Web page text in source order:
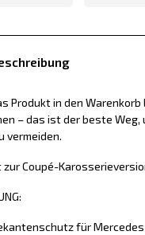
Produkt in den
– das ist der beste Weg,
vermeiden.
Coupé-
für